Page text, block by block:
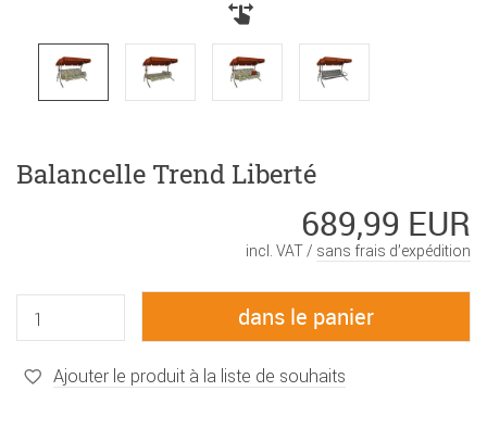
Balancelle Trend Liberté
689,99 EUR
incl. VAT / sans frais d’expédition
Ajouter le produit à la liste de souhaits